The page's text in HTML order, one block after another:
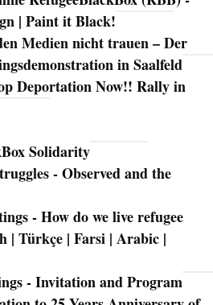
| Paint it Black!
Medien nicht trauen – Der
in Saalfeld
Deportation Now!! Rally in
Solidarity
- Observed and the
- How do we live refugee
| Türkçe | Farsi | Arabic |
- Invitation and Program